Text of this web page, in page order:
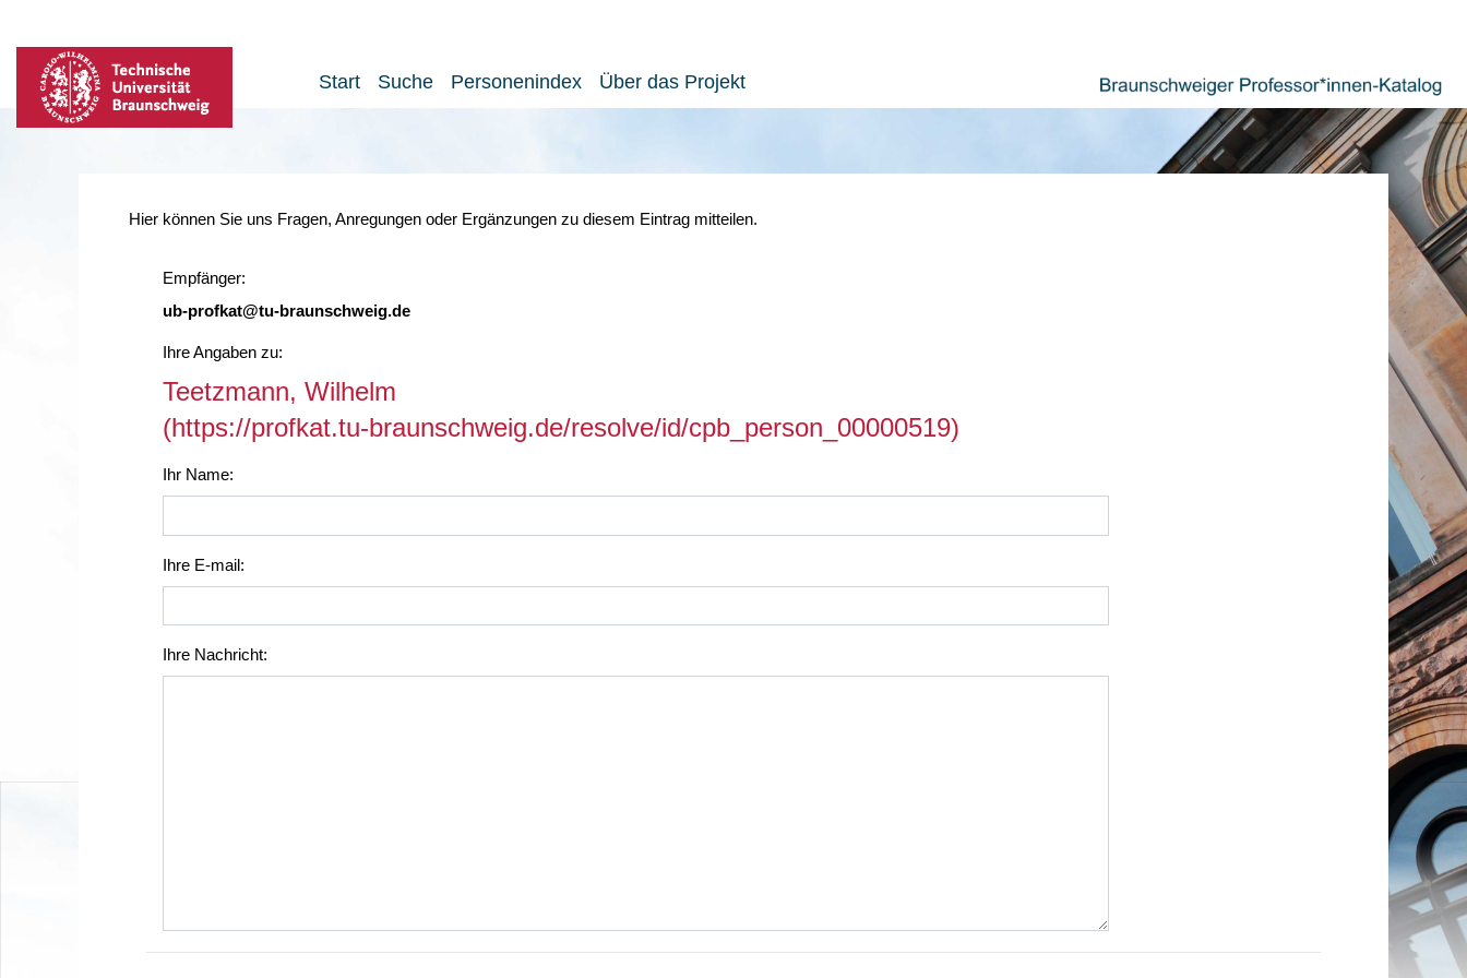
Start Suche Personenindex Über das Projekt
Hier können Sie uns Fragen, Anregungen oder Ergänzungen zu diesem Eintrag mitteilen.
Empfänger:
ub-profkat@tu-braunschweig.de
Ihre Angaben zu:
Teetzmann, Wilhelm
(https://profkat.tu-braunschweig.de/resolve/id/cpb_person_00000519)
Ihr Name:
Ihre E-mail:
Ihre Nachricht: